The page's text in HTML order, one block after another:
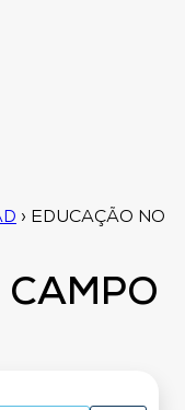
› EDUCAÇÃO NO
CAMPO